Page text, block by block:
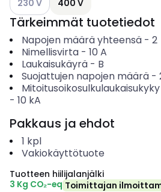
230 V 400 V
Tärkeimmät tuotetiedot
Napojen määrä yhteensä- 2
Nimellisvirta- 10 A
Laukaisukäyrä- B
Suojattujen napojen määrä-
- 10 kA
Pakkaus ja ehdot
1 kpl
Vakiokäyttötuote
Tuotteen hiilijalanjälki
3 Kg CO₂-eq Toimittajan